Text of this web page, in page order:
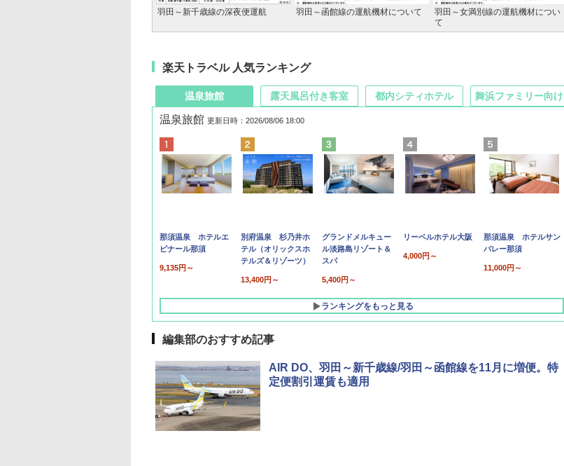
羽田～新千歳線の深夜便運航 羽田～函館線の運航機材について
羽田～女満別線の運航機材につい
て
楽天トラベル 人気ランキング
温泉旅館
温泉旅館 更新日時：2026/08/06 18:00
那須温泉 ホテルエ
ピナール那須
9,135円～
別府温泉 杉乃井ホ
テル（オリックスホ
テルズ＆リゾーツ）
13,400円～
グランドメルキュー
ル淡路島リゾート＆
スパ
5,400円～
リーベルホテル大阪
4,000円～
那須温泉 ホテルサン
バレー那須
11,000円～
ランキングをもっと見る
露天風呂付き客室 都内シティホテル 舞浜ファミリー向け
編集部のおすすめ記事
AIR DO、羽田～新千歳線/羽田～函館線を11月に増便。特
定便割引運賃も適用